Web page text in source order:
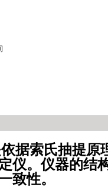
索氏抽提原理
。仪器的
性。